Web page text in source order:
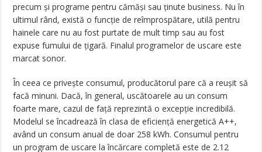
precum și programe pentru cămăși sau ținute business. Nu în
ultimul rând, există o funcție de reîmprospătare, utilă pentru
hainele care nu au fost purtate de mult timp sau au fost
expuse fumului de țigară. Finalul programelor de uscare este
marcat sonor.
În ceea ce privește consumul, producătorul pare că a reușit să
facă minuni. Dacă, în general, uscătoarele au un consum
foarte mare, cazul de față reprezintă o excepție incredibilă.
Modelul se încadrează în clasa de eficiență energetică A++,
având un consum anual de doar 258 kWh. Consumul pentru
un program de uscare la încărcare completă este de 2.12